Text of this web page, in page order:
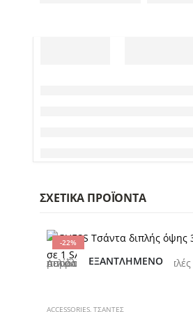
ΣΧΕΤΙΚΆ ΠΡΟΪΌΝΤΑ
-22%
ΕΞΑΝΤΛΗΜΈΝΟ
Αυτό το προϊόν έχει πολλαπλές παραλλαγές. Οι επιλογές μπορούν να επιλεγούν στη σελίδα του προϊόντος
ACCESSORIES,ΤΣΑΝΤΕΣ